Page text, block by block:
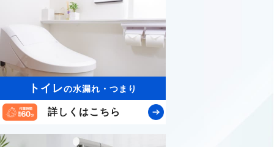
トイレの水漏れ・つまり
詳しくはこちら